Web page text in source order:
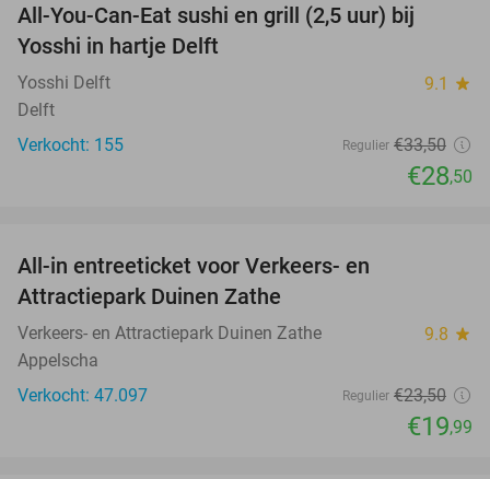
All-You-Can-Eat sushi en grill (2,5 uur) bij
Yosshi in hartje Delft
Yosshi Delft 9.1 star
Delft
Verkocht: 155
Regulier €33,50
€28,50
All-in entreeticket voor Verkeers- en
Attractiepark Duinen Zathe
Verkeers- en Attractiepark Duinen Zathe 9.8 star
Appelscha
Verkocht: 47.097
Regulier €23,50
€19,99